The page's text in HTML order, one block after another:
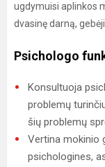
ugdymuisi aplinkos
dvasinę darną,
Psichologo
Konsultuoja
problemų
šių problemų
Vertina mokinio
psichologines,